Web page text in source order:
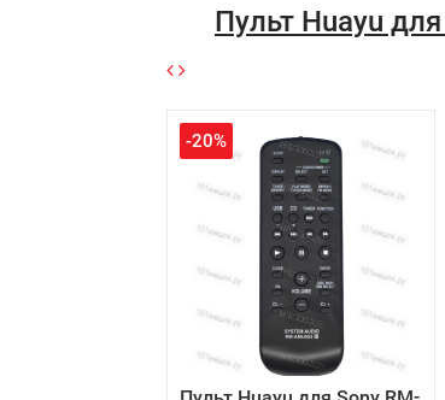
Пульт Huayu
-20%